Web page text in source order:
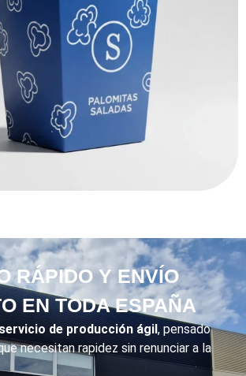
RÁPIDO Y ENVÍO
EN TODA ESPAÑA
servicio de producción ágil , pensado
necesitan rapidez sin renunciar a la